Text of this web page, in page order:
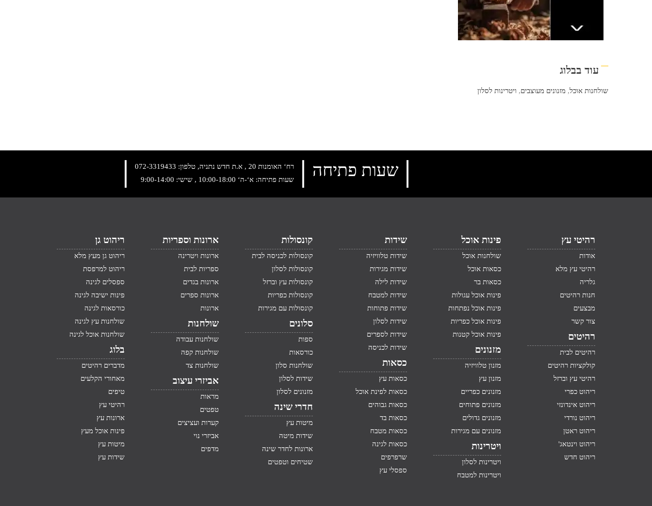
עוד בבלוג
שולחנות אוכל, מזנונים מעוצבים, ויטרינות לסלון
רח‘ האומנות 20 , א.ת חדש נתניה, טלפון:
072-3319433
שעות פתיחה: א‘-ה‘ 10:00-18:00 , שישי: 9:00-14:00
שעות פתיחה
רהיטי עץ
אודות
רהיטי עץ מלא
גלריה
חנות רהיטים
מבצעים
צור קשר
רהיטים
רהיטים לבית
קולקציות רהיטים
רהיטי עץ וברזל
ריהוט כפרי
ריהוט אינדונזי
ריהוט נורדי
ריהוט ראטן
ריהוט וינטאג'
ריהוט חדש
פינות אוכל
שולחנות אוכל
כסאות אוכל
כסאות בר
פינות אוכל עגולות
פינות אוכל נפתחות
פינות אוכל כפריות
פינות אוכל קטנות
מזנונים
מזנון טלוויזיה
מזנון עץ
מזנונים כפריים
מזנונים פתוחים
מזנונים גדולים
מזנונים עם מגירות
ויטרינות
ויטרינות לסלון
ויטרינות למטבח
שידות
שידות טלוויזיה
שידות מגירות
שידות לילה
שידות למטבח
שידות פתוחות
שידות לסלון
שידות לספרים
שידות לכניסה
כסאות
כסאות עץ
כסאות לפינת אוכל
כסאות גבוהים
כסאות בד
כסאות מטבח
כסאות לגינה
שרפרפים
ספסלי עץ
קונסולות
קונסולות לכניסה לבית
קונסולות לסלון
קונסולות עץ וברזל
קונסולות כפריות
קונסולות עם מגירות
סלונים
ספות
כורסאות
שולחנות סלון
שידות לסלון
מזנונים לסלון
חדרי שינה
מיטות עץ
שידות מיטה
ארונות לחדר שינה
שטיחים וטפטים
ארונות וספריות
ארונות ויטרינה
ספריות לבית
ארונות בגדים
ארונות ספרים
ארונות
שולחנות
שולחנות עבודה
שולחנות קפה
שולחנות צד
אביזרי עיצוב
מראות
טפטים
קערות ועציצים
אביזרי נוי
מדפים
ריהוט גן
ריהוט גן מעץ מלא
ריהוט למרפסת
ספסלים לגינה
פינות ישיבה לגינה
כורסאות לגינה
שולחנות עץ לגינה
שולחנות אוכל לגינה
בלוג
מדברים רהיטים
מאחורי הקלעים
טיפים
רהיטי עץ
ארונות עץ
פינות אוכל מעץ
מיטות עץ
שידות עץ